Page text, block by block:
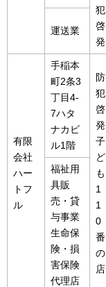
犯
啓
発
運送業
有限
会社
ハー
トフ
ル
手稲本
町2条3
丁目4-
7ハタ
ナカビ
ル1階
防
犯
啓
発
子
ど
も
1
1
0
番
の
店
福祉用
具販
売・貸
与事業
生命保
険・損
害保険
代理店